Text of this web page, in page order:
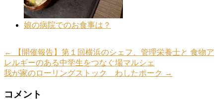
娘の病院でのお食事は？
←
【開催報告】第１回横浜のシェフ、管理栄養士と 食物ア
レルギーのある中学生をつなぐ場マルシェ
我が家のローリングストック わしたポーク →
コメント